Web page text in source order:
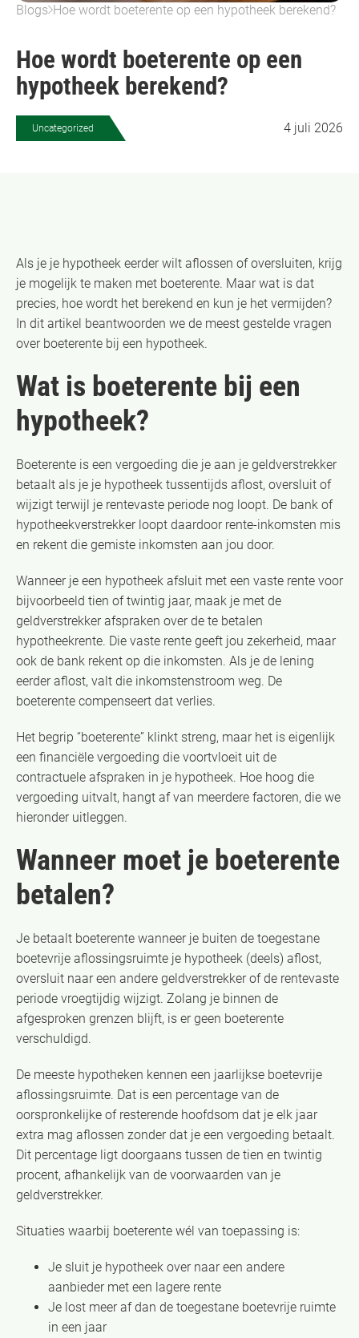
Blogs Hoe wordt boeterente op een hypotheek berekend?
Hoe wordt boeterente op een
hypotheek berekend?
Uncategorized 4 juli 2026
Als je je hypotheek eerder wilt aflossen of oversluiten, krijg
je mogelijk te maken met boeterente. Maar wat is dat
precies, hoe wordt het berekend en kun je het vermijden?
In dit artikel beantwoorden we de meest gestelde vragen
over boeterente bij een hypotheek.
Wat is boeterente bij een
hypotheek?
Boeterente is een vergoeding die je aan je geldverstrekker
betaalt als je je hypotheek tussentijds aflost, oversluit of
wijzigt terwijl je rentevaste periode nog loopt. De bank of
hypotheekverstrekker loopt daardoor rente-inkomsten mis
en rekent die gemiste inkomsten aan jou door.
Wanneer je een hypotheek afsluit met een vaste rente voor
bijvoorbeeld tien of twintig jaar, maak je met de
geldverstrekker afspraken over de te betalen
hypotheekrente. Die vaste rente geeft jou zekerheid, maar
ook de bank rekent op die inkomsten. Als je de lening
eerder aflost, valt die inkomstenstroom weg. De
boeterente compenseert dat verlies.
Het begrip “boeterente” klinkt streng, maar het is eigenlijk
een financiële vergoeding die voortvloeit uit de
contractuele afspraken in je hypotheek. Hoe hoog die
vergoeding uitvalt, hangt af van meerdere factoren, die we
hieronder uitleggen.
Wanneer moet je boeterente
betalen?
Je betaalt boeterente wanneer je buiten de toegestane
boetevrije aflossingsruimte je hypotheek (deels) aflost,
oversluit naar een andere geldverstrekker of de rentevaste
periode vroegtijdig wijzigt. Zolang je binnen de
afgesproken grenzen blijft, is er geen boeterente
verschuldigd.
De meeste hypotheken kennen een jaarlijkse boetevrije
aflossingsruimte. Dat is een percentage van de
oorspronkelijke of resterende hoofdsom dat je elk jaar
extra mag aflossen zonder dat je een vergoeding betaalt.
Dit percentage ligt doorgaans tussen de tien en twintig
procent, afhankelijk van de voorwaarden van je
geldverstrekker.
Situaties waarbij boeterente wél van toepassing is:
Je sluit je hypotheek over naar een andere
aanbieder met een lagere rente
Je lost meer af dan de toegestane boetevrije ruimte
in een jaar